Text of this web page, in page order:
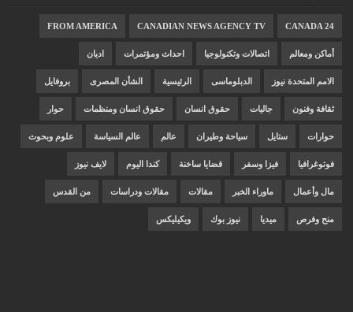
CANADA 24
CANADIAN NEWS AGENCY TV
FROM AMERICA
أماكن ومعالم اتصالات وتكنولوجيا احداث ومؤتمرات اديان
الامم المتحدة نيوز الدبلوماسى الرئيسية الشأن المصرى بروفايل
ثقافة وفنون جاليات حقوق انسان حقوق انسان ومنظمات حوار
حوارات ستايل سياحة وطيران عالم عالم السياسة علوم وبحوث
فوتوغرافيا فيزا وسفر قضايا ساخنة كندا اليوم لايف نيوز
مال وأعمال ماوراء الخبر مقالات مقالات ودراسات من القدس
منح وفرص ميديا نيوز بوك ويكيليكس